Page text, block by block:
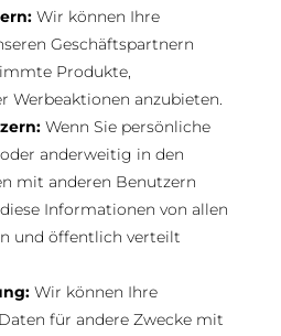
Wir können Ihre
Geschäftspartnern
Produkte,
Werbeaktionen anzubieten.
Wenn Sie persönliche
anderweitig in den
mit anderen Benutzern
Informationen von allen
und öffentlich verteilt
Wir können Ihre
für andere Zwecke mit